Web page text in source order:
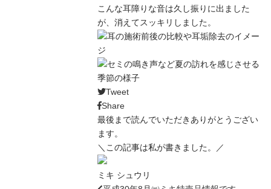
こんな耳障りな音は久し振りに出ました
が、消えてスッキリしました。
Tweet
Share
最後まで読んでいただきありがとうござい
ます。
＼この記事は私が書きました。／
ミキ シュウリ